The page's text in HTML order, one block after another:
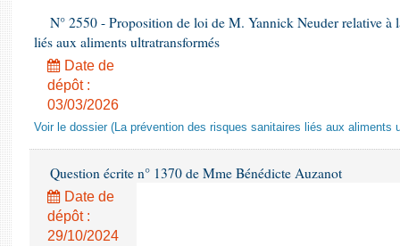
N° 2550 - Proposition de loi de M. Yannick Neuder relative à
liés aux aliments ultratransformés
Date de
dépôt :
03/03/2026
Voir le dossier (La prévention des risques sanitaires liés aux aliments
Question écrite n° 1370 de Mme Bénédicte Auzanot
Date de
dépôt :
29/10/2024